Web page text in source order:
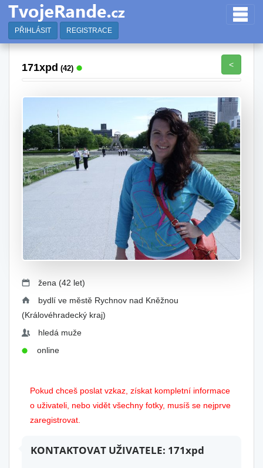
PŘIHLÁSIT REGISTRACE
171xpd (42) <
žena (42 let)
bydlí ve městě Rychnov nad Kněžnou
(Královéhradecký kraj)
hledá muže
online
Pokud chceš poslat vzkaz, získat kompletní informace
o uživateli, nebo vidět všechny fotky, musíš se nejprve
zaregistrovat.
KONTAKTOVAT UŽIVATELE: 171xpd